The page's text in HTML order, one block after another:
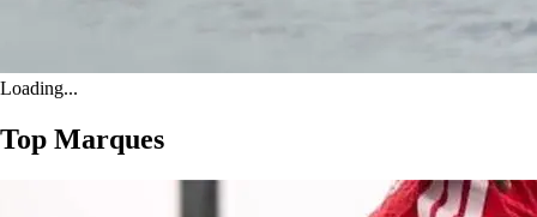
Loading...
Top Marques